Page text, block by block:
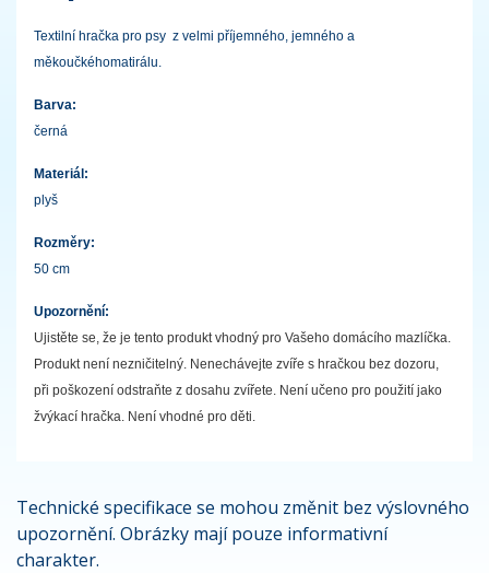
Textilní hračka pro psy z velmi příjemného, jemného a
měkoučkéhomatirálu.
Barva:
černá
Materiál:
plyš
Rozměry:
50 cm
Upozornění:
Ujistěte se, že je tento produkt vhodný pro Vašeho domácího mazlíčka.
Produkt není nezničitelný. Nenechávejte zvíře s hračkou bez dozoru,
při poškození odstraňte z dosahu zvířete. Není učeno pro použití jako
žvýkací hračka. Není vhodné pro děti.
Technické specifikace se mohou změnit bez výslovného
upozornění. Obrázky mají pouze informativní
charakter.